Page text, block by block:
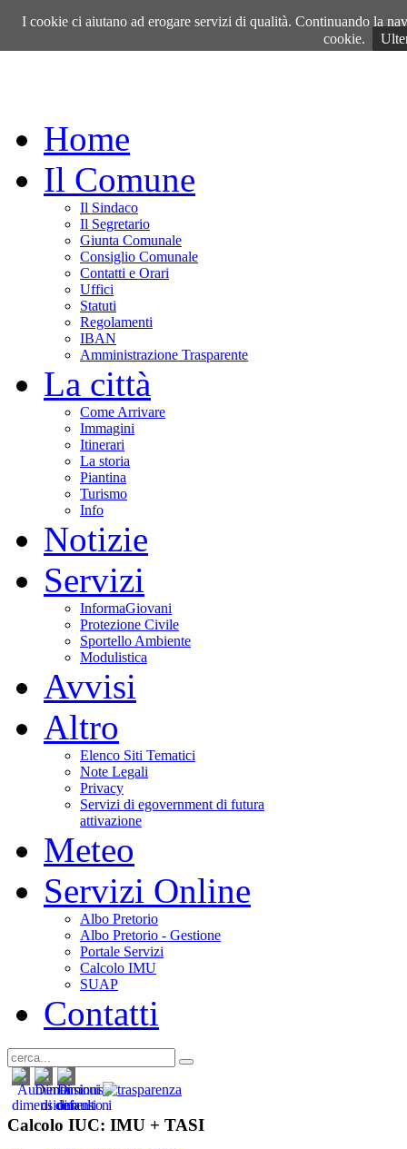
Venerdì, 07 Agosto 2026
Home
Il Comune
Il Sindaco
Il Segretario
Giunta Comunale
Consiglio Comunale
Contatti e Orari
Uffici
Statuti
Regolamenti
IBAN
Amministrazione Trasparente
La città
Come Arrivare
Immagini
Itinerari
La storia
Piantina
Turismo
Info
Notizie
Servizi
InformaGiovani
Protezione Civile
Sportello Ambiente
Modulistica
Avvisi
Altro
Elenco Siti Tematici
Note Legali
Privacy
Servizi di egovernment di futura
attivazione
Meteo
Servizi Online
Albo Pretorio
Albo Pretorio - Gestione
Portale Servizi
Calcolo IMU
SUAP
Contatti
Calcolo IUC: IMU + TASI
I cookie ci aiutano ad erogare servizi di qualità. Continuando la
cookie.